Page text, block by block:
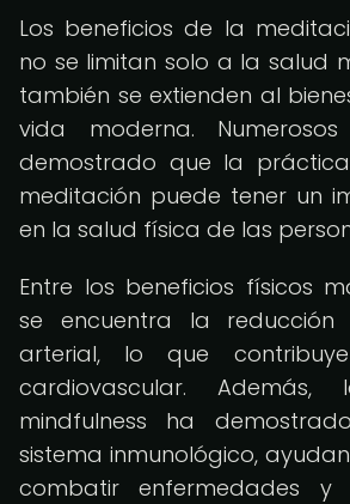
Los beneficios de la
no se limitan solo a la salud
también se extienden al
vida moderna.
demostrado que la
meditación puede tener un
en la salud física de las
Entre los beneficios físicos
se encuentra la
arterial, lo que
cardiovascular. Además,
mindfulness ha
sistema inmunológico,
combatir enfermedades y